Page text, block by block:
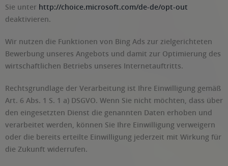
Sie unter http://choice.microsoft.com/de-de/opt-out
deaktivieren.
Wir nutzen die Funktionen von Bing Ads zur zielgerichteten
Bewerbung unseres Angebots und damit zur Optimierung des
wirtschaftlichen Betriebs unseres Internetauftritts.
Rechtsgrundlage der Verarbeitung ist Ihre Einwilligung gemäß
Art. 6 Abs. 1 S. 1 a) DSGVO. Wenn Sie nicht möchten, dass über
den eingesetzten Dienst die genannten Daten erhoben und
verarbeitet werden, können Sie Ihre Einwilligung verweigern
oder die bereits erteilte Einwilligung jederzeit mit Wirkung für
die Zukunft widerrufen.